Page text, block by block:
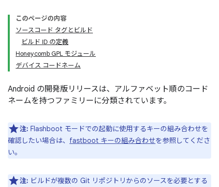
このページの内容
ソースコード タグとビルド
ビルド ID の定義
Honeycomb GPL モジュール
デバイス コードネーム
Android の開発版リリースは、アルファベット順のコード
ネームを持つファミリーに分類されています。
注: Flashboot モードでの起動に使用するキーの組み合わせを
確認したい場合は、 fastboot キーの組み合わせを参照してくださ
い。
注: ビルドが複数の Git リポジトリからのソースを必要とする